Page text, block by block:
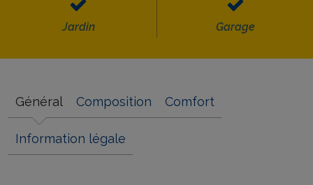
Jardin Garage
Général Composition Comfort
Information légale